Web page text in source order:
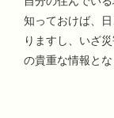
知っておけば、
りますし、いざ
の貴重な情報とな